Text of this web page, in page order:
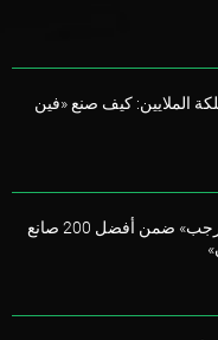
الملايين: كيف صنع «فين
اختيار رائد الأعمال «محمد رجب» ضمن أفضل 200 صانع